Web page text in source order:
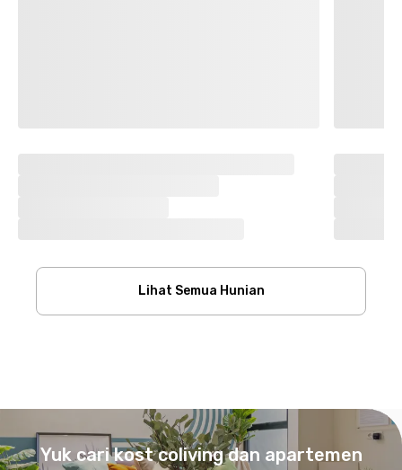
Lihat Semua Hunian
Yuk cari kost coliving dan apartemen